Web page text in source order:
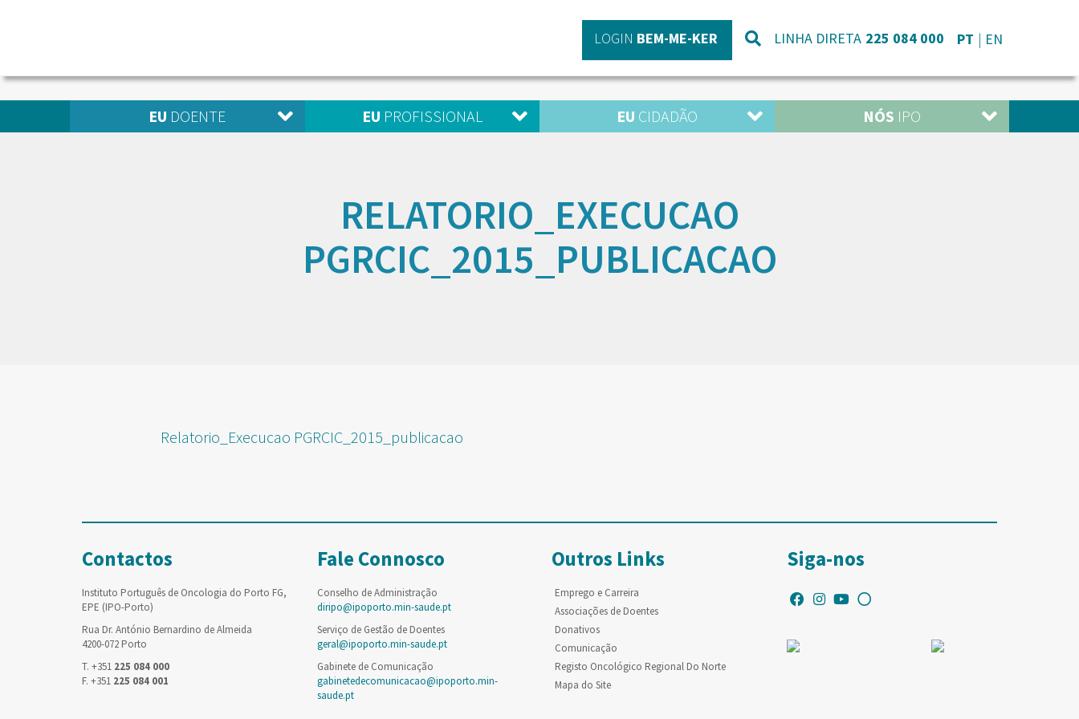
LOGIN BEM-ME-KER LINHA DIRETA 225 084 000 PT EN
EU DOENTE EU PROFISSIONAL EU CIDADÃO NÓS IPO
RELATORIO_EXECUCAO
PGRCIC_2015_PUBLICACAO
Relatorio_Execucao PGRCIC_2015_publicacao
Contactos
Instituto Português de Oncologia do Porto FG,
EPE (IPO-Porto)
Rua Dr. António Bernardino de Almeida
4200-072 Porto
T. +351 225 084 000
F. +351 225 084 001
Fale Connosco
Conselho de Administração
diripo@ipoporto.min-saude.pt
Serviço de Gestão de Doentes
geral@ipoporto.min-saude.pt
Gabinete de Comunicação
gabinetedecomunicacao@ipoporto.min-
saude.pt
Outros Links
Emprego e Carreira
Associações de Doentes
Donativos
Comunicação
Registo Oncológico Regional Do Norte
Mapa do Site
Siga-nos